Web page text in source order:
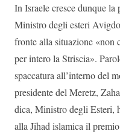
In Israele cresce dunque
Ministro degli esteri
fronte alla situazione «non
per intero la Striscia».
spaccatura all’interno del
presidente del Meretz,
dica, Ministro degli Esteri,
alla Jihad islamica il